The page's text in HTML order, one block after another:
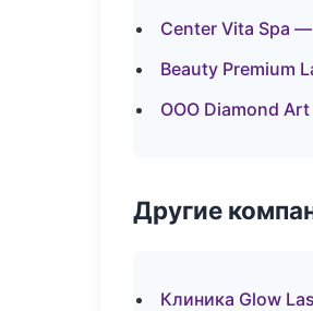
Center Vita Spa
Beauty Premium
ООО Diamond
Другие
Клиника Glow